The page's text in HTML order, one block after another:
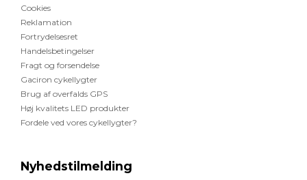
Cookies
Reklamation
Fortrydelsesret
Handelsbetingelser
Fragt og forsendelse
Gaciron cykellygter
Brug af overfalds GPS
Høj kvalitets LED produkter
Fordele ved vores cykellygter?
Nyhedstilmelding